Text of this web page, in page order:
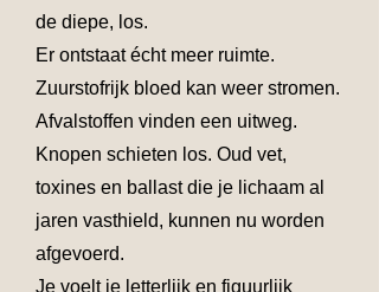
de diepe, los.
Er ontstaat écht meer ruimte.
Zuurstofrijk bloed kan weer stromen.
Afvalstoffen vinden een uitweg.
Knopen schieten los. Oud vet,
toxines en ballast die je lichaam al
jaren vasthield, kunnen nu worden
afgevoerd.
Je voelt je letterlijk en figuurlijk